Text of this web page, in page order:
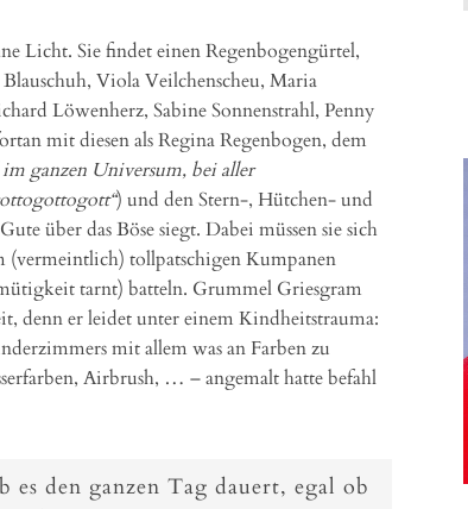
Licht. Sie findet einen Regenbogengürtel,
Viola Veilchenscheu, Maria
Löwenherz, Sabine Sonnenstrahl, Penny
mit diesen als Regina Regenbogen, dem
ganzen Universum, bei aller
) und den Stern-, Hütchen- und
über das Böse siegt. Dabei müssen sie sich
tollpatschigen Kumpanen
tarnt) batteln. Grummel Griesgram
denn er leidet unter einem Kindheitstrauma:
mit allem was an Farben zu
Airbrush, … – angemalt hatte befahl
es den ganzen Tag dauert, egal ob